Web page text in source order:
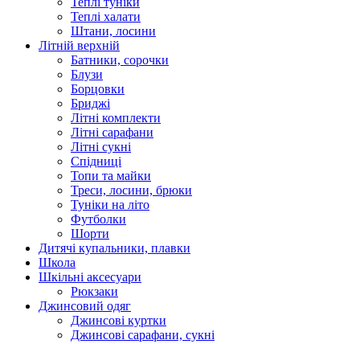
Теплі халати
Штани, лосини
Літній верхній
Батники, сорочки
Блузи
Борцовки
Бриджі
Літні комплекти
Літні сарафани
Літні сукні
Спідниці
Топи та майки
Треси, лосини, брюки
Туніки на літо
Футболки
Шорти
Дитячі купальники, плавки
Школа
Шкільні аксесуари
Рюкзаки
Джинсовий одяг
Джинсові куртки
Джинсові сарафани, сукні